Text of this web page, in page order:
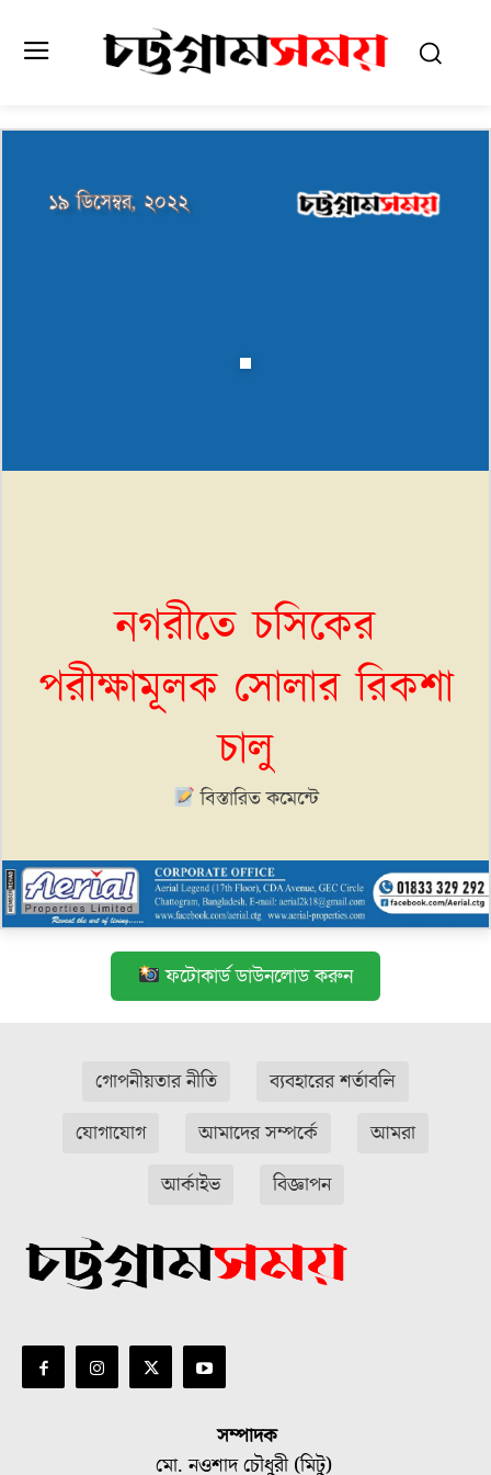
১৯ ডিসেম্বর, ২০২২
নগরীতে চসিকের
পরীক্ষামূলক সোলার রিকশা
চালু
বিস্তারিত কমেন্টে
ফটোকার্ড ডাউনলোড করুন
গোপনীয়তার নীতি
ব্যবহারের শর্তাবলি
যোগাযোগ
আমাদের সম্পর্কে
আমরা
আর্কাইভ
বিজ্ঞাপন
সম্পাদক
মো. নওশাদ চৌধুরী (মিটু)